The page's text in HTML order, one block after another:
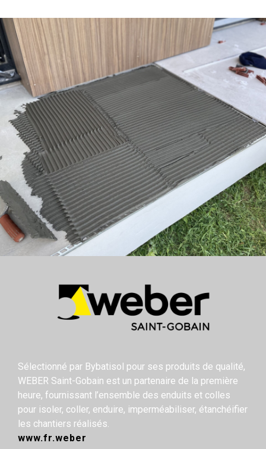
Sélectionné par Bybatisol pour ses produits de qualité,
WEBER Saint-Gobain est un partenaire de la première
heure, fournissant l’ensemble des enduits et colles
pour isoler, coller, enduire, imperméabiliser, étanchéifier
les chantiers réalisés.
www.fr.weber